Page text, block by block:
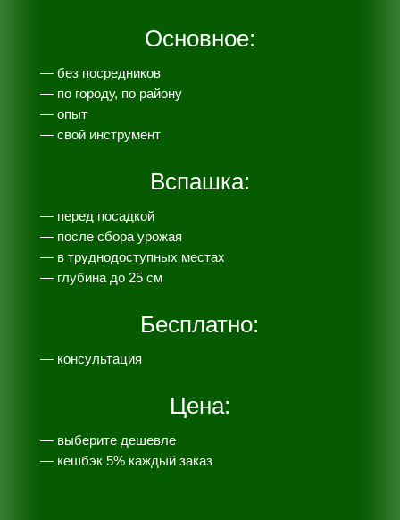
Основное:
— без посредников
— по городу, по району
— опыт
— свой инструмент
Вспашка:
— перед посадкой
— после сбора урожая
— в труднодоступных местах
— глубина до 25 см
Бесплатно:
— консультация
Цена:
— выберите дешевле
— кешбэк 5% каждый заказ